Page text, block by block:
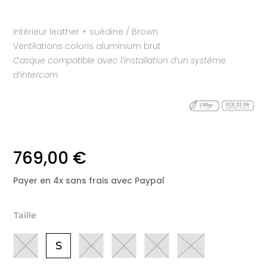
Intérieur leather + suédine / Brown
Ventilations coloris aluminium brut
Casque compatible avec l’installation d’un système
d’intercom
769,00 €
Payer en 4x sans frais avec Paypal
Taille
XS S M L XL XXL